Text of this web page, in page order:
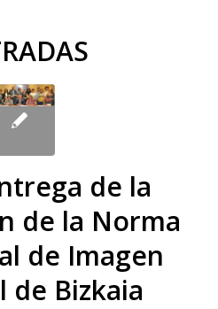
de la
de la Norma
de Imagen
de Bizkaia